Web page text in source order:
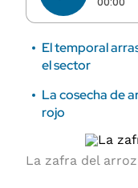
El temporal
el sector
La cosecha de
rojo
La zafra del